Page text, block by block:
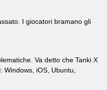
I giocatori bramano gli
Va detto che Tanki X
iOS, Ubuntu,